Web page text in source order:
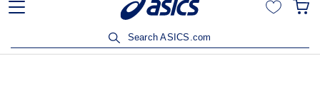
ลูกค้าวิริยะประกันภัยรับส่วนลด 15% เมื่อซื้อสินค้าครบ 3,500
Search ASICS.com